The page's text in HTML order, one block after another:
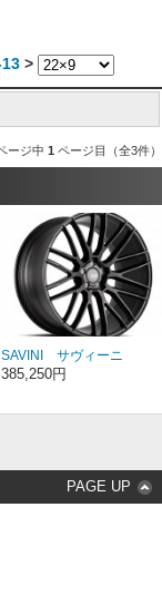
>
ージ中 1 ページ目（全3件）
SAVINI サヴィーニ
BLACK di FORZA BM-
385,250円
PAGE UP